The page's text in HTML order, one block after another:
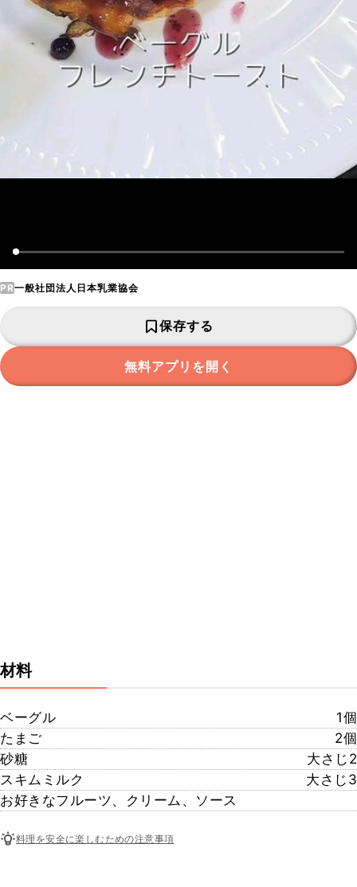
PR一般社団法人日本乳業協会
保存する
無料アプリを開く
材料
ベーグル
1個
たまご
2個
砂糖
大さじ2
スキムミルク
大さじ3
お好きなフルーツ、クリーム、ソース
料理を安全に楽しむための注意事項